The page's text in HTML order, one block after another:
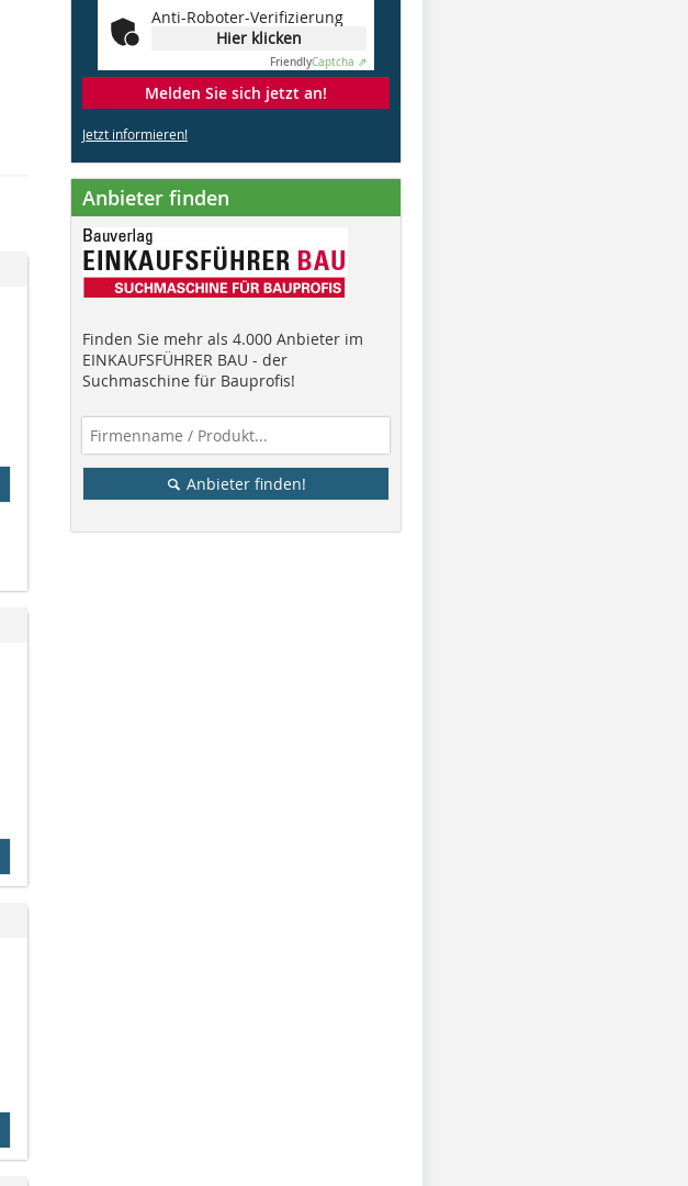
Anti-Roboter-Verifizierung
Hier klicken
FriendlyCaptcha ⇗
Melden Sie sich jetzt an!
Jetzt informieren!
Anbieter finden
Finden Sie mehr als 4.000 Anbieter im
EINKAUFSFÜHRER BAU - der
Suchmaschine für Bauprofis!
Anbieter finden!